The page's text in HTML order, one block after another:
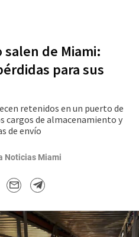
salen de Miami:
para sus
retenidos en un puerto de
cargos de almacenamiento y
de envío
Noticias Miami